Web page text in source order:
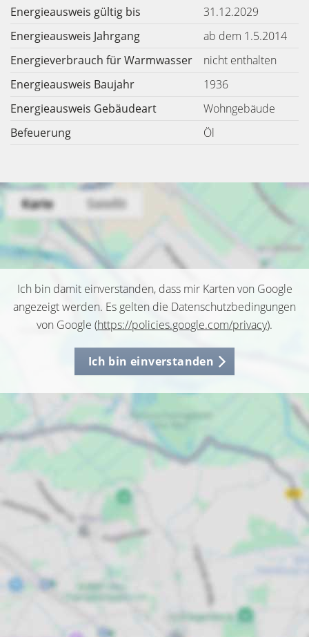
Energieausweis gültig bis
31.12.2029
Energieausweis Jahrgang
ab dem 1.5.2014
Energieverbrauch für Warmwasser
nicht enthalten
Energieausweis Baujahr
1936
Energieausweis Gebäudeart
Wohngebäude
Befeuerung
Öl
Ich bin damit einverstanden, dass mir Karten von Google
angezeigt werden. Es gelten die Datenschutzbedingungen
von Google (https://policies.google.com/privacy).
Ich bin einverstanden